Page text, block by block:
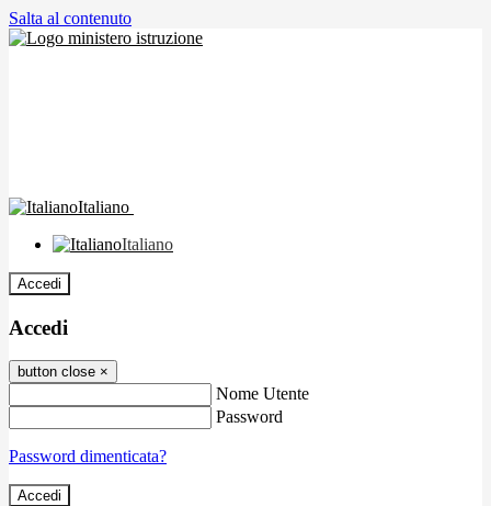
Salta al contenuto
Italiano
Italiano
Accedi
Accedi
button close ×
Nome Utente
Password
Password dimenticata?